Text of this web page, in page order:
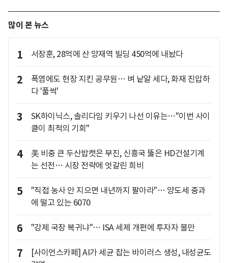
많이 본 뉴스
1 서장훈, 28억에 산 양재역 빌딩 450억에 내놨다
2
폭염에도 현장 지킨 공무원… 벼 낱알 세다, 화재 진압하
다 '풀썩'
3
SK하이닉스, 솔리다임 키우기 나선 이유는…"이번 사이
클이 최적의 기회"
4
美 비중 큰 두산밥캣은 부진, 신흥국 뚫은 HD건설기계
는 선전… 시장 전략에 엇갈린 희비
5
"직접 농사 안 지으면 내년까지 팔아라"… 양도세 중과
에 떨고 있는 6070
6 "강제 국장 복귀냐"… ISA 세제 개편에 투자자 불만
7
[사이언스카페] AI가 세균 잡는 바이러스 생성, 내성균도